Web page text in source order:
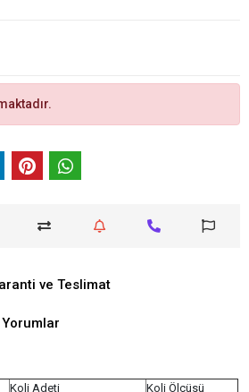
ve Teslimat
Yorumlar
Koli Adeti
Koli Ölçüsü